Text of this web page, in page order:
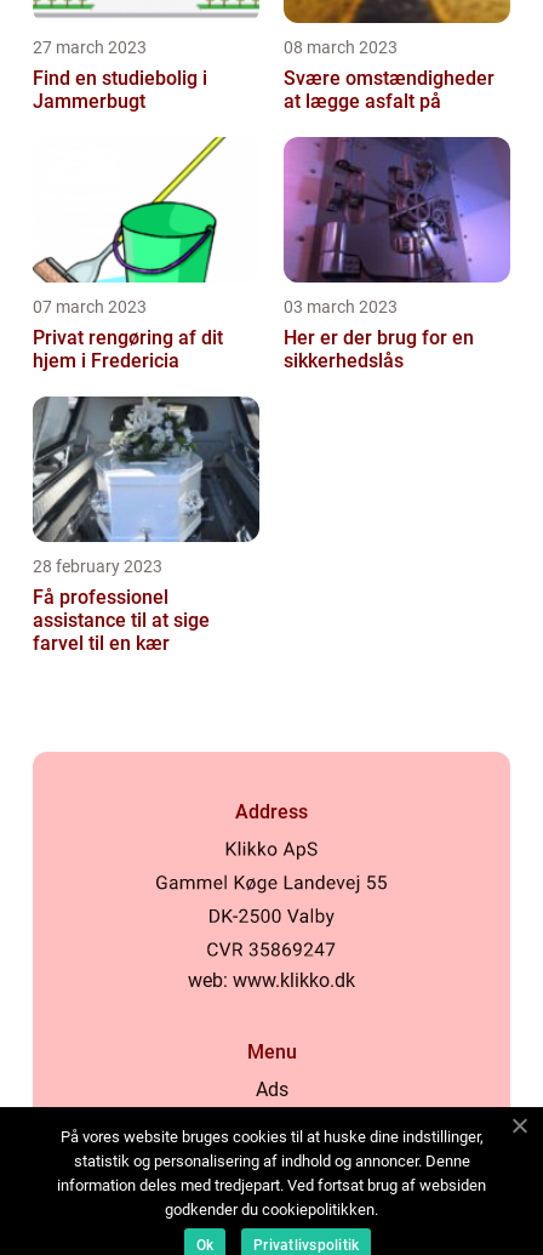
27 march 2023
Find en studiebolig i
Jammerbugt
08 march 2023
Svære omstændigheder
at lægge asfalt på
07 march 2023
Privat rengøring af dit
hjem i Fredericia
03 march 2023
Her er der brug for en
sikkerhedslås
28 february 2023
Få professionel
assistance til at sige
farvel til en kær
Address
web: www.klikko.dk
Menu
Ads
Cookies
Contact
Sitemap
På vores website bruges cookies til at huske dine indstillinger,
statistik og personalisering af indhold og annoncer. Denne
information deles med tredjepart. Ved fortsat brug af websiden
godkender du cookiepolitikken.
Ok Privatlivspolitik